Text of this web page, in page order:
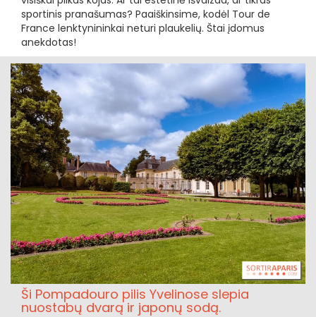
sportinis pranašumas? Paaiškinsime, kodėl Tour de
France lenktynininkai neturi plaukelių. Štai įdomus
anekdotas!
Ši Pompadouro pilis Yvelinose slepia
nuostabų dvarą ir japonų sodą.